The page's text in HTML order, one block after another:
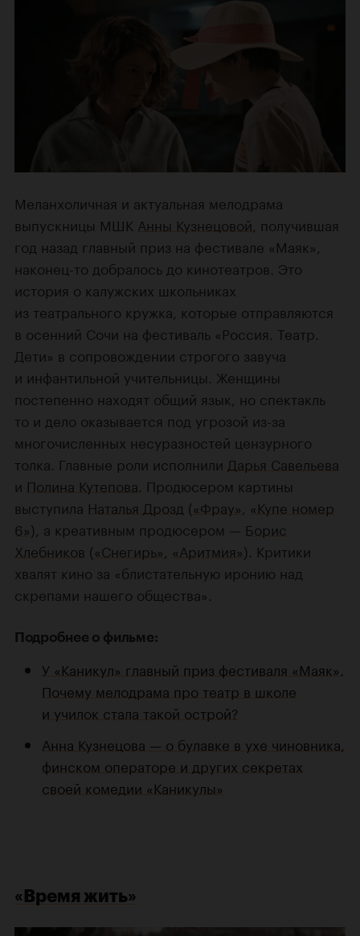
Меланхоличная и актуальная мелодрама
выпускницы МШК Анны Кузнецовой , получившая
год назад главный приз на фестивале «Маяк»,
наконец-то добралось до кинотеатров. Это
история о калужских школьниках
из театрального кружка, которые отправляются
в осенний Сочи на фестиваль «Россия. Театр.
Дети» в сопровождении строгого завуча
и инфантильной учительницы. Женщины
постепенно находят общий язык, но спектакль
то и дело оказывается под угрозой из-за
многочисленных несуразностей цензурного
толка. Главные роли исполнили Дарья Савельева
и Полина Кутепова . Продюсером картины
выступила Наталья Дрозд («Фрау» «Купе номер
6»), а креативным продюсером — Борис
Хлебников («Снегирь» «Аритмия»). Критики
хвалят кино за «блистательную иронию над
скрепами нашего общества».
Подробнее о фильме:
У «Каникул» главный приз фестиваля «Маяк».
Почему мелодрама про театр в школе
и училок стала такой острой?
Анна Кузнецова — о булавке в ухе чиновника,
финском операторе и других секретах
своей комедии «Каникулы»
«Время жить»